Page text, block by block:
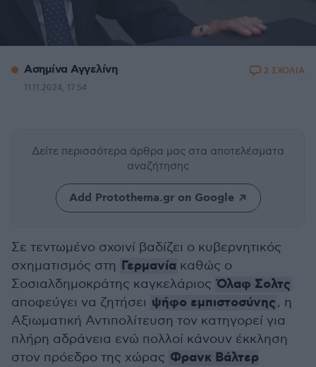
Ασημίνα Αγγελίνη
11.11.2024, 17:54
2 ΣΧΟΛΙΑ
Δείτε περισσότερα άρθρα μας στα αποτελέσματα
αναζήτησης
Add Protothema.gr on Google
Σε τεντωμένο σχοινί βαδίζει ο κυβερνητικός
σχηματισμός στη Γερμανία καθώς ο
Σοσιαλδημοκράτης καγκελάριος Όλαφ Σολτς
αποφεύγει να ζητήσει ψήφο εμπιστοσύνης, η
Αξιωματική Αντιπολίτευση τον κατηγορεί για
πλήρη αδράνεια ενώ πολλοί κάνουν έκκληση
στον πρόεδρο της χώρας Φρανκ Βάλτερ